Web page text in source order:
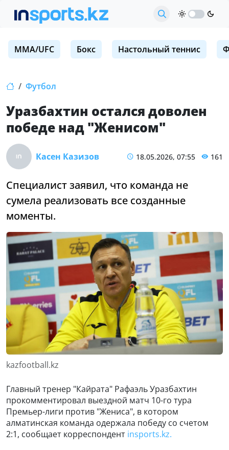
MMA/UFC Бокс Настольный теннис
Футбол
Уразбахтин остался доволен
победе над "Женисом"
Касен Казизов 18.05.2026, 07:55 161
Специалист заявил, что команда не
сумела реализовать все созданные
моменты.
kazfootball.kz
Главный тренер "Кайрата" Рафаэль Уразбахтин
прокомментировал выездной матч 10-го тура
Премьер-лиги против "Жениса", в котором
алматинская команда одержала победу со счетом
2:1, сообщает корреспондент insports.kz.